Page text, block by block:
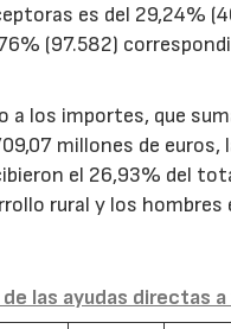
es del 29,24%
(97.582)
a los importes, que
millones de euros,
el 26,93% del
rural y los hombres
las ayudas directas